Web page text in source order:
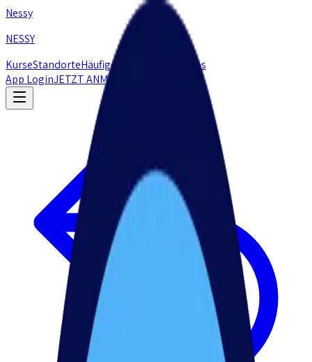
Nessy
NESSY
KurseStandorteHäufige Fragen
Jobs
App LoginJETZTANMELDEN